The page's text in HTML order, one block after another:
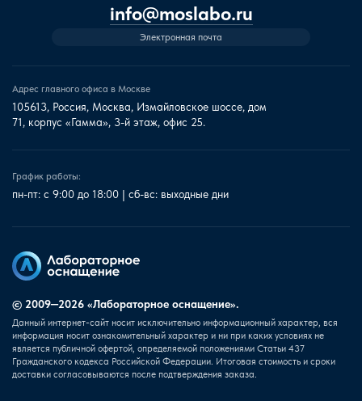
info@moslabo.ru
Электронная почта
Адрес главного офиса в Москве
105613, Россия, Москва, Измайловское шоссе, дом
71, корпус «Гамма», 3-й этаж, офис 25.
График работы:
пн-пт: с 9:00 до 18:00 | сб-вс: выходные дни
© 2009—2026 «Лабораторное оснащение».
Данный интернет-сайт носит исключительно информационный характер, вся
информация носит ознакомительный характер и ни при каких условиях не
является публичной офертой, определяемой положениями Статьи 437
Гражданского кодекса Российской Федерации. Итоговая стоимость и сроки
доставки согласовываются после подтверждения заказа.